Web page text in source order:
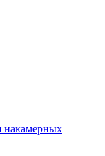
накамерных